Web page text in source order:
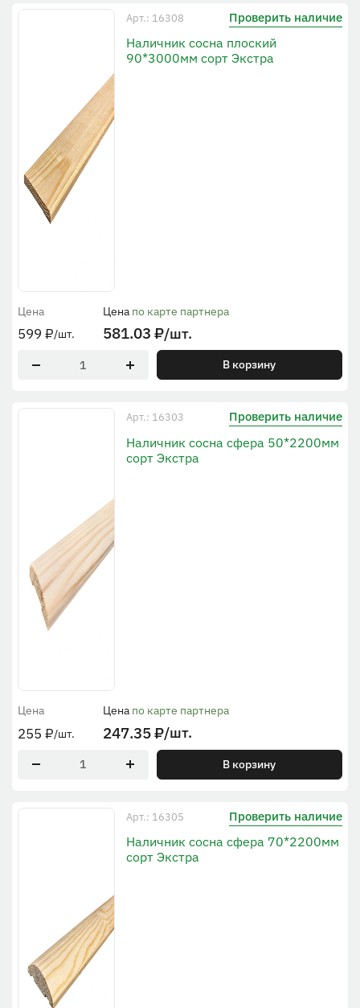
Арт.: 16308 Проверить наличие
Наличник сосна плоский
90*3000мм сорт Экстра
Цена
599 ₽/шт.
Цена по карте партнера
581.03 ₽/шт.
В корзину
Арт.: 16303 Проверить наличие
Наличник сосна сфера 50*2200мм
сорт Экстра
Цена
255 ₽/шт.
Цена по карте партнера
247.35₽/шт.
В корзину
Арт.: 16305 Проверить наличие
Наличник сосна сфера 70*2200мм
сорт Экстра